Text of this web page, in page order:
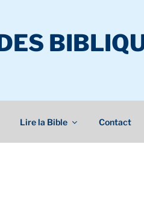
Lire la Bible Contact